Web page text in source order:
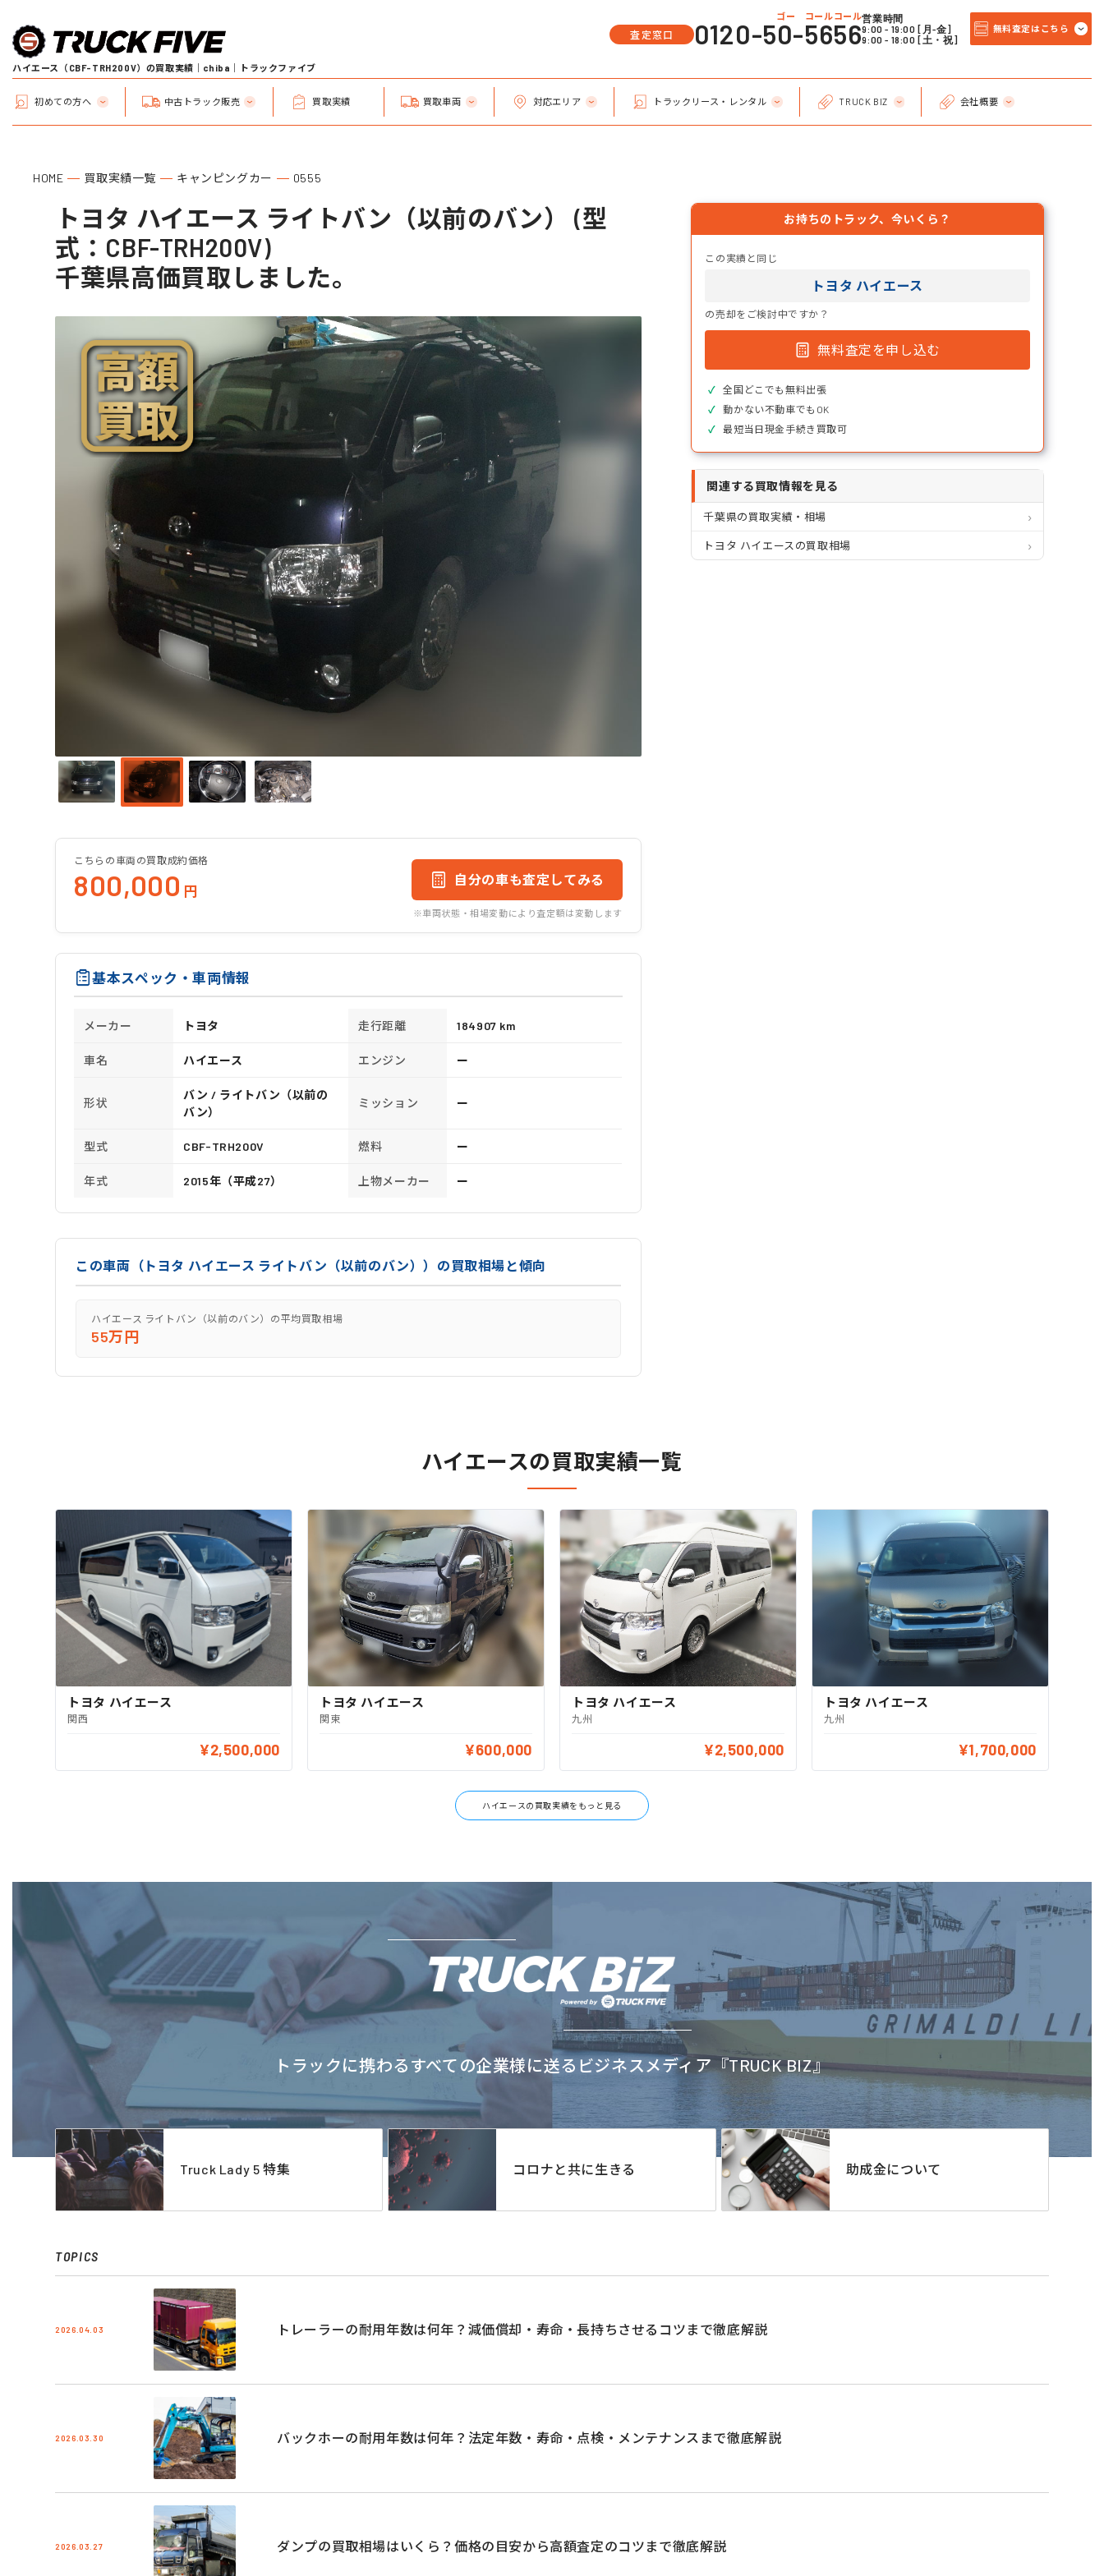
ハイエース（CBF-TRH200V）の買取実績｜chiba｜トラックファイブ
査定窓口
ゴー コールコール
0120-50-5656営業時間
9:00 - 19:00 [月-金]
9:00 - 18:00 [土・祝]
無料査定はこちら
初めての方へ 中古トラック販売 買取実績 買取車両 対応エリア トラックリース・レンタル TRUCK BIZ 会社概要
HOME 買取実績一覧 キャンピングカー 0555
トヨタ ハイエース ライトバン（以前のバン） (型
式：CBF-TRH200V)
千葉県高価買取しました。
こちらの車両の買取成約価格
800,000 円
自分の車も査定してみる
※車両状態・相場変動により査定額は変動します
基本スペック・車両情報
メーカー トヨタ 走行距離 184907 km
車名 ハイエース エンジン ー
形状
バン / ライトバン（以前の
バン）
ミッション ー
型式 CBF-TRH200V 燃料 ー
年式 2015年（平成27） 上物メーカー ー
この車両（トヨタ ハイエース ライトバン（以前のバン））の買取相場と傾向
ハイエース ライトバン（以前のバン）の平均買取相場
55万円
お持ちのトラック、今いくら？
この実績と同じ
トヨタ ハイエース
の売却をご検討中ですか？
無料査定を申し込む
全国どこでも無料出張
動かない不動車でもOK
最短当日現金手続き買取可
関連する買取情報を見る
千葉県の買取実績・相場
トヨタ ハイエースの買取相場
ハイエースの買取実績一覧
トヨタ ハイエース
関西
¥2,500,000
トヨタ ハイエース
関東
¥600,000
トヨタ ハイエース
九州
¥2,500,000
トヨタ ハイエース
九州
¥1,700,000
ハイエースの買取実績をもっと見る
トラックに携わるすべての企業様に送るビジネスメディア『TRUCK BIZ』
Truck Lady 5 特集 コロナと共に生きる 助成金について
TOPICS
2026.04.03 トレーラーの耐用年数は何年？減価償却・寿命・長持ちさせるコツまで徹底解説
2026.03.30 バックホーの耐用年数は何年？法定年数・寿命・点検・メンテナンスまで徹底解説
2026.03.27 ダンプの買取相場はいくら？価格の目安から高額査定のコツまで徹底解説